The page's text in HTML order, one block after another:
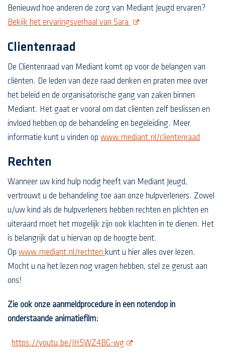
Benieuwd hoe anderen de zorg van Mediant Jeugd ervaren?
Bekijk het ervaringsverhaal van Sara
opent nieuw scherm
Clientenraad
De Cliëntenraad van Mediant komt op voor de belangen van
cliënten. De leden van deze raad denken en praten mee over
het beleid en de organisatorische gang van zaken binnen
Mediant. Het gaat er vooral om dat cliënten zelf beslissen en
invloed hebben op de behandeling en begeleiding. Meer
informatie kunt u vinden op www.mediant.nl/clientenraad
Rechten
Wanneer uw kind hulp nodig heeft van Mediant Jeugd,
vertrouwt u de behandeling toe aan onze hulpverleners. Zowel
u/uw kind als de hulpverleners hebben rechten en plichten en
uiteraard moet het mogelijk zijn ook klachten in te dienen. Het
is belangrijk dat u hiervan op de hoogte bent.
Op www.mediant.nl/rechten kunt u hier alles over lezen.
Mocht u na het lezen nog vragen hebben, stel ze gerust aan
ons!
Zie ook onze aanmeldprocedure in een notendop in
onderstaande animatiefilm:
https://youtu.be/JH5WZ4BG-wgopent nieuw scherm